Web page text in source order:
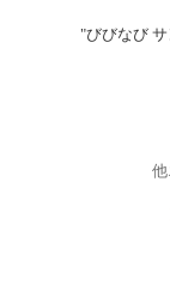
"びびなび
他